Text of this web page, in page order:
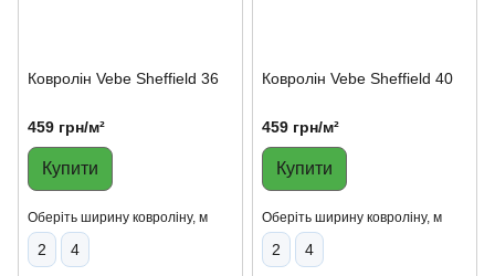
Ковролін Vebe Sheffield 36
459 грн/м²
Купити
Оберіть ширину ковроліну, м
2 4
Ковролін Vebe Sheffield 40
459 грн/м²
Купити
Оберіть ширину ковроліну, м
2 4